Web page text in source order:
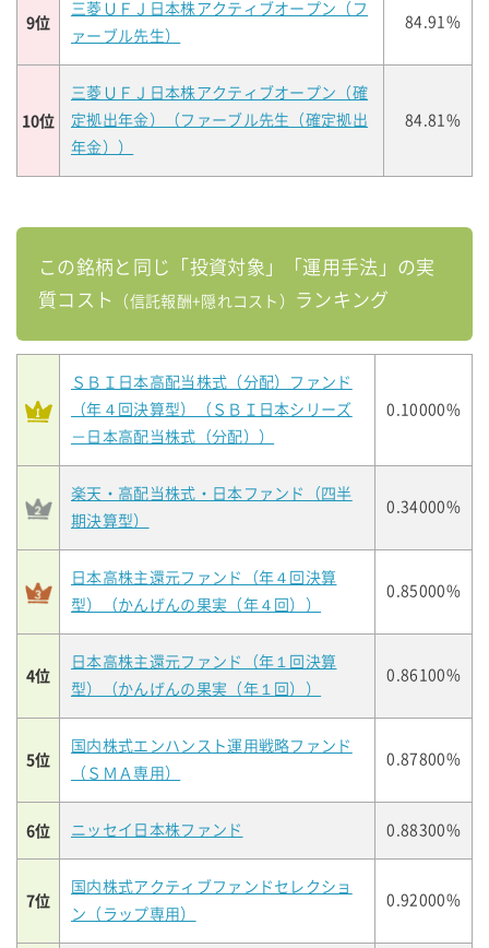
9位
三菱ＵＦＪ日本株アクティブオープン（フ
ァーブル先生）
84.91%
10位
三菱ＵＦＪ日本株アクティブオープン（確
定拠出年金）（ファーブル先生（確定拠出
年金））
84.81%
この銘柄と同じ「投資対象」「運用手法」の実
質コスト
（信託報酬+隠れコスト） ランキング
ＳＢＩ日本高配当株式（分配）ファンド
（年４回決算型）（ＳＢＩ日本シリーズ
－日本高配当株式（分配））
0.10000%
楽天・高配当株式・日本ファンド（四半
期決算型）
0.34000%
日本高株主還元ファンド（年４回決算
型）（かんげんの果実（年４回））
0.85000%
4位
日本高株主還元ファンド（年１回決算
型）（かんげんの果実（年１回））
0.86100%
5位
国内株式エンハンスト運用戦略ファンド
（ＳＭＡ専用）
0.87800%
6位 ニッセイ日本株ファンド 0.88300%
7位
国内株式アクティブファンドセレクショ
ン（ラップ専用）
0.92000%